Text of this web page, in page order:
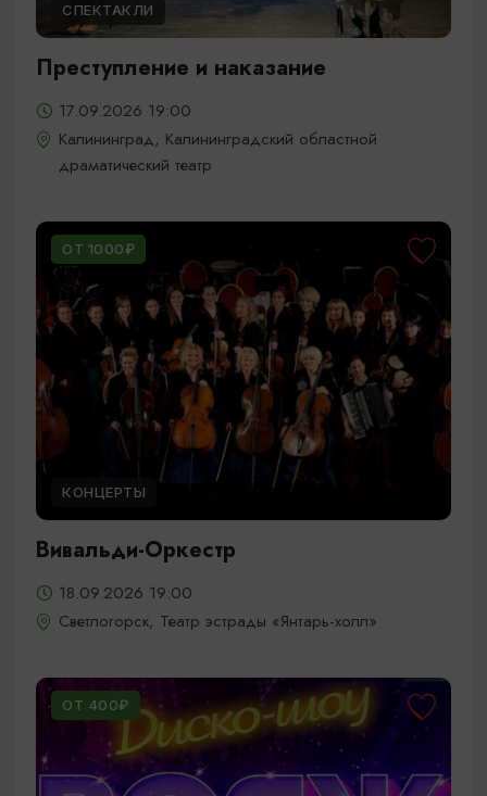
СПЕКТАКЛИ
Преступление и наказание
17.09.2026 19:00
Калининград, Калининградский областной
драматический театр
ОТ 1000₽
КОНЦЕРТЫ
Вивальди-Оркестр
18.09.2026 19:00
Светлогорск, Театр эстрады «Янтарь-холл»
ОТ 400₽